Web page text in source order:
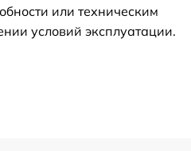
или техническим
условий эксплуатации.